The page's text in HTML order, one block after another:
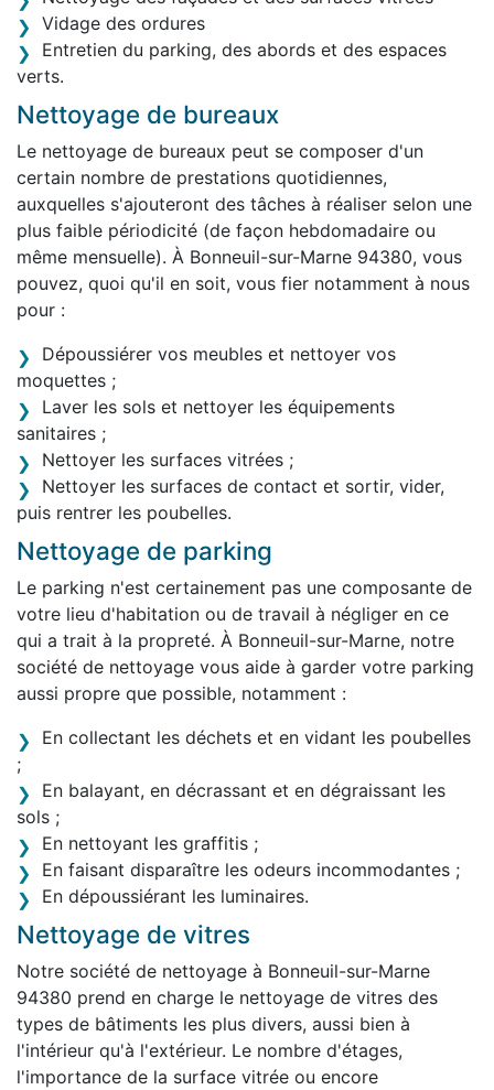
Vidage des ordures
Entretien du parking, des abords et des espaces
verts.
Nettoyage de bureaux
Le nettoyage de bureaux peut se composer d'un
certain nombre de prestations quotidiennes,
auxquelles s'ajouteront des tâches à réaliser selon une
plus faible périodicité (de façon hebdomadaire ou
même mensuelle). À Bonneuil-sur-Marne 94380, vous
pouvez, quoi qu'il en soit, vous fier notamment à nous
pour :
Dépoussiérer vos meubles et nettoyer vos
moquettes ;
Laver les sols et nettoyer les équipements
sanitaires ;
Nettoyer les surfaces vitrées ;
Nettoyer les surfaces de contact et sortir, vider,
puis rentrer les poubelles.
Nettoyage de parking
Le parking n'est certainement pas une composante de
votre lieu d'habitation ou de travail à négliger en ce
qui a trait à la propreté. À Bonneuil-sur-Marne, notre
société de nettoyage vous aide à garder votre parking
aussi propre que possible, notamment :
En collectant les déchets et en vidant les poubelles
;
En balayant, en décrassant et en dégraissant les
sols ;
En nettoyant les graffitis ;
En faisant disparaître les odeurs incommodantes ;
En dépoussiérant les luminaires.
Nettoyage de vitres
Notre société de nettoyage à Bonneuil-sur-Marne
94380 prend en charge le nettoyage de vitres des
types de bâtiments les plus divers, aussi bien à
l'intérieur qu'à l'extérieur. Le nombre d'étages,
l'importance de la surface vitrée ou encore